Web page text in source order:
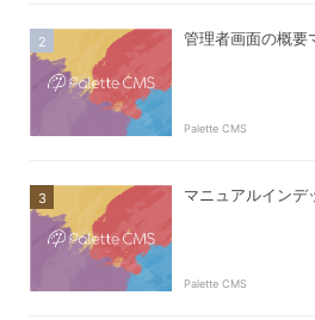
管理者画面の概要
Palette CMS
マニュアルインデ
Palette CMS